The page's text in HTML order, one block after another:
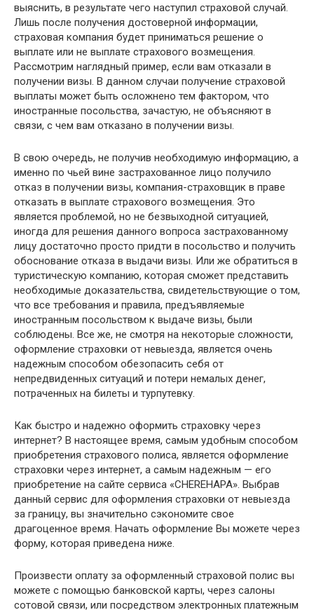
выяснить, в результате чего наступил страховой случай.
Лишь после получения достоверной информации,
страховая компания будет приниматься решение о
выплате или не выплате страхового возмещения.
Рассмотрим наглядный пример, если вам отказали в
получении визы. В данном случаи получение страховой
выплаты может быть осложнено тем фактором, что
иностранные посольства, зачастую, не объясняют в
связи, с чем вам отказано в получении визы.
В свою очередь, не получив необходимую информацию, а
именно по чьей вине застрахованное лицо получило
отказ в получении визы, компания-страховщик в праве
отказать в выплате страхового возмещения. Это
является проблемой, но не безвыходной ситуацией,
иногда для решения данного вопроса застрахованному
лицу достаточно просто придти в посольство и получить
обоснование отказа в выдачи визы. Или же обратиться в
туристическую компанию, которая сможет представить
необходимые доказательства, свидетельствующие о том,
что все требования и правила, предъявляемые
иностранным посольством к выдаче визы, были
соблюдены. Все же, не смотря на некоторые сложности,
оформление страховки от невыезда, является очень
надежным способом обезопасить себя от
непредвиденных ситуаций и потери немалых денег,
потраченных на билеты и турпутевку.
Как быстро и надежно оформить страховку через
интернет? В настоящее время, самым удобным способом
приобретения страхового полиса, является оформление
страховки через интернет, а самым надежным — его
приобретение на сайте сервиса «CHEREHAPA». Выбрав
данный сервис для оформления страховки от невыезда
за границу, вы значительно сэкономите свое
драгоценное время. Начать оформление Вы можете через
форму, которая приведена ниже.
Произвести оплату за оформленный страховой полис вы
можете с помощью банковской карты, через салоны
сотовой связи, или посредством электронных платежным